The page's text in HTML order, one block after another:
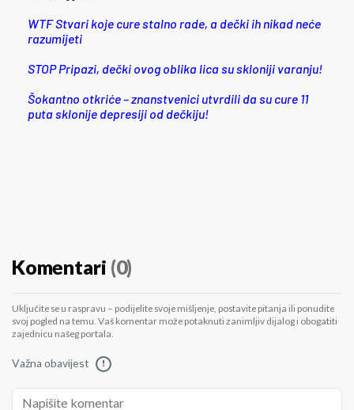
WTF Stvari koje cure stalno rade, a dečki ih nikad neće
razumijeti
STOP Pripazi, dečki ovog oblika lica su skloniji varanju!
Šokantno otkriće – znanstvenici utvrdili da su cure 11
puta sklonije depresiji od dečkiju!
Komentari (0)
Uključite se u raspravu – podijelite svoje mišljenje, postavite pitanja ili ponudite
svoj pogled na temu. Vaš komentar može potaknuti zanimljiv dijalog i obogatiti
zajednicu našeg portala.
Važna obavijest !